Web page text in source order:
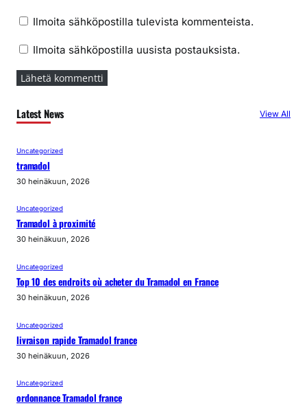
Ilmoita sähköpostilla tulevista kommenteista.
Ilmoita sähköpostilla uusista postauksista.
Latest News View All
Uncategorized
tramadol
30 heinäkuun, 2026
Uncategorized
Tramadol à proximité
30 heinäkuun, 2026
Uncategorized
Top 10 des endroits où acheter du Tramadol en France
30 heinäkuun, 2026
Uncategorized
livraison rapide Tramadol france
30 heinäkuun, 2026
Uncategorized
ordonnance Tramadol france